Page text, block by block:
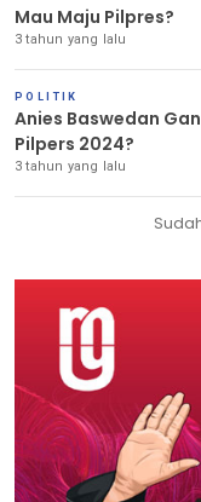
Mau Maju Pilpres?
3 tahun yang lalu
POLITIK
Anies Baswedan
Pilpers 2024?
3 tahun yang lalu